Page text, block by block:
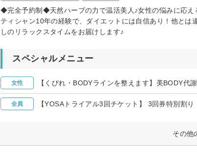
◆完全予約制◆天然ハーブの力で温活美人♪女性の悩みに応
ティシャン10年の経験で、ダイエットには自信あり！他と
しのリラックスタイムをお届けします♪
スペシャルメニュー
女性 【くびれ・BODYラインを整えます】美BODY代
全員 【YOSAトライアル3回チケット】 3回券特別割り
その他